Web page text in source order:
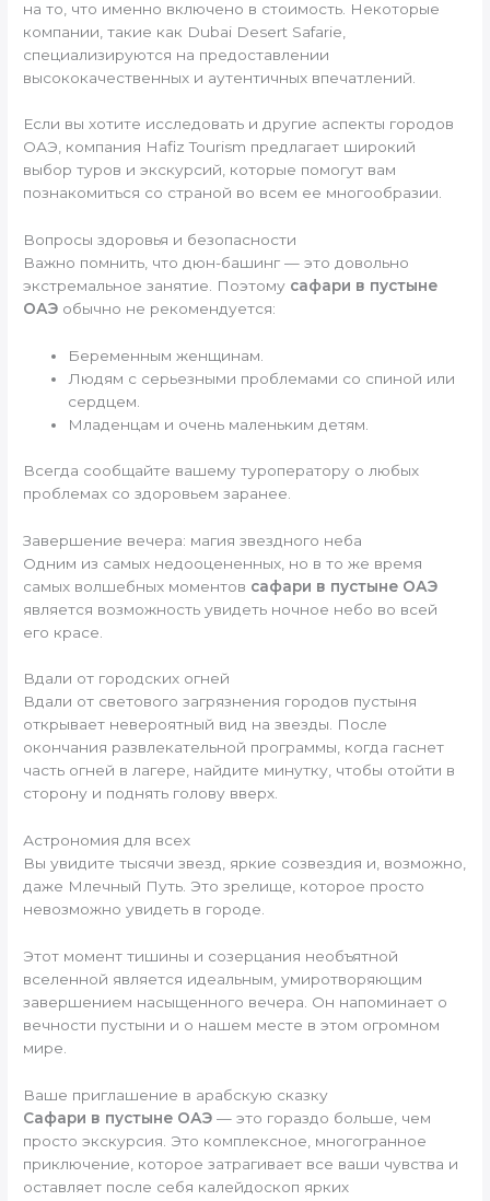
на то, что именно включено в стоимость. Некоторые
компании, такие как Dubai Desert Safarie,
специализируются на предоставлении
высококачественных и аутентичных впечатлений.
Если вы хотите исследовать и другие аспекты городов
ОАЭ, компания Hafiz Tourism предлагает широкий
выбор туров и экскурсий, которые помогут вам
познакомиться со страной во всем ее многообразии.
Вопросы здоровья и безопасности
Важно помнить, что дюн-башинг — это довольно
экстремальное занятие. Поэтому сафари в пустыне
ОАЭ обычно не рекомендуется:
Беременным женщинам.
Людям с серьезными проблемами со спиной или
сердцем.
Младенцам и очень маленьким детям.
Всегда сообщайте вашему туроператору о любых
проблемах со здоровьем заранее.
Завершение вечера: магия звездного неба
Одним из самых недооцененных, но в то же время
самых волшебных моментов сафари в пустыне ОАЭ
является возможность увидеть ночное небо во всей
его красе.
Вдали от городских огней
Вдали от светового загрязнения городов пустыня
открывает невероятный вид на звезды. После
окончания развлекательной программы, когда гаснет
часть огней в лагере, найдите минутку, чтобы отойти в
сторону и поднять голову вверх.
Астрономия для всех
Вы увидите тысячи звезд, яркие созвездия и, возможно,
даже Млечный Путь. Это зрелище, которое просто
невозможно увидеть в городе.
Этот момент тишины и созерцания необъятной
вселенной является идеальным, умиротворяющим
завершением насыщенного вечера. Он напоминает о
вечности пустыни и о нашем месте в этом огромном
мире.
Ваше приглашение в арабскую сказку
Сафари в пустыне ОАЭ — это гораздо больше, чем
просто экскурсия. Это комплексное, многогранное
приключение, которое затрагивает все ваши чувства и
оставляет после себя калейдоскоп ярких